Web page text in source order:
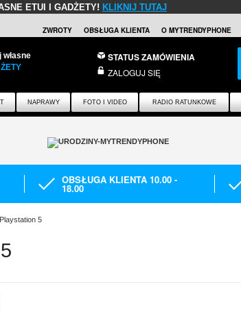
ETUI I GADŻETY! KLIKNIJ TUTAJ
ZWROTY OBSŁUGA KLIENTA O MYTRENDYPHONE
STATUS ZAMÓWIENIA
ZALOGUJ SIĘ
NAPRAWY FOTO I VIDEO RADIO RATUNKOWE
OBSŁUGA KLIENTA 10.00 -
18.00
5